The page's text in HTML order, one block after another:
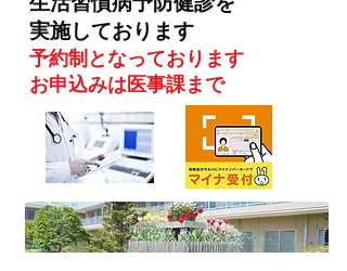
​実施しております
予約制となっております
​お申込みは医事課まで